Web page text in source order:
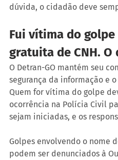
dúvida, o cidadão deve
Fui vítima do
gratuita de CNH. O
O Detran-GO mantém seu
segurança da informação e
Quem for vítima do golpe
ocorrência na Polícia Civil
sejam iniciadas, e os
Golpes envolvendo o nome
podem ser denunciados à